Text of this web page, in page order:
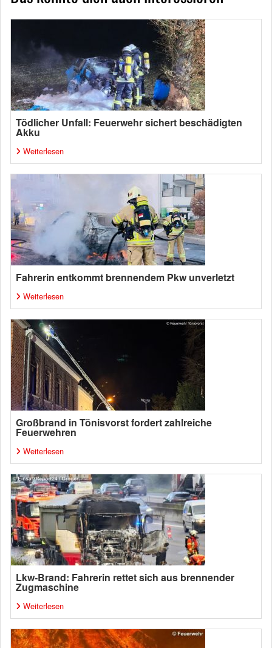
Tödlicher Unfall: Feuerwehr sichert beschädigten
Akku
Weiterlesen
Fahrerin entkommt brennendem Pkw unverletzt
Weiterlesen
Großbrand in Tönisvorst fordert zahlreiche
Feuerwehren
Weiterlesen
Lkw-Brand: Fahrerin rettet sich aus brennender
Zugmaschine
Weiterlesen